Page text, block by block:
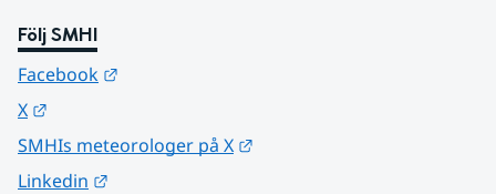
Följ SMHI
Facebook
X
SMHIs meteorologer på X
Linkedin